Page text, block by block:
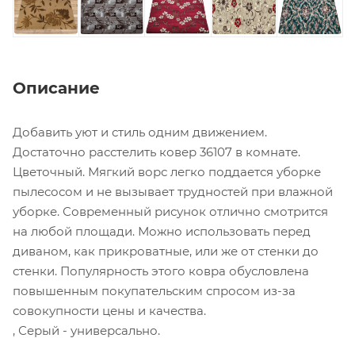
Описание
Добавить уют и стиль одним движением.
Достаточно расстелить ковер 36107 в комнате.
Цветочный. Мягкий ворс легко поддается уборке
пылесосом и не вызывает трудностей при влажной
уборке. Современный рисунок отлично смотрится
на любой площади. Можно использовать перед
диваном, как прикроватные, или же от стенки до
стенки. Популярность этого ковра обусловлена
повышенным покупательским спросом из-за
совокупности цены и качества.
, Серый - универсально.